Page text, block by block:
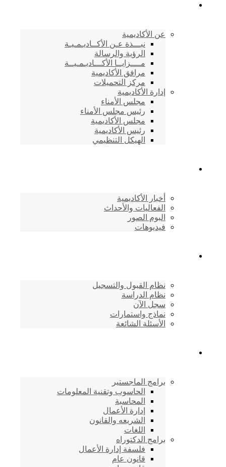
عن الأكاديمية
نبـــذة عـن الأكــاديـمـيـة
الرؤية والرسالة
مــــزايــا الأكـــاديـمـيــة
مرافق الأكاديمية
مركز التحميلات
إدارة الأكاديمية
مجلس الأمناء
رئيس مجلس الأمناء
مجلس الأكاديمية
رئيس الأكاديمية
الهيكل التنظيمي
أخبار الأكاديمية
الفعاليات والأحداث
البوم الصور
فيديوهات
نظام القبول والتسجيل
نظام الدراسة
سجل الآن
نماذج واستمارات
الأسئلة الشائعة
برامج الماجستير
الحاسوب وتقنية المعلومات
المحاسبة
إدارة الأعمال
الشريعه والقانون
اللغات
برامج الدكتوراه
فلسفة إدارة الأعمال
قانون عام